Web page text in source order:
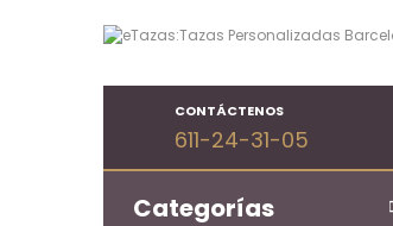
CONTÁCTENOS
611-24-31-05
Categorías